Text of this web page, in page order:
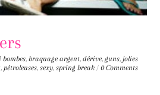
bombes,braquage argent,dérive,guns, jolies
, pétroleuses,sexy,spring break / 0 Comments